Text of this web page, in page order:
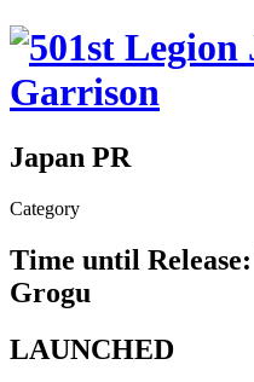
Japan PR
Category
Time until
Grogu
LAUNCHED